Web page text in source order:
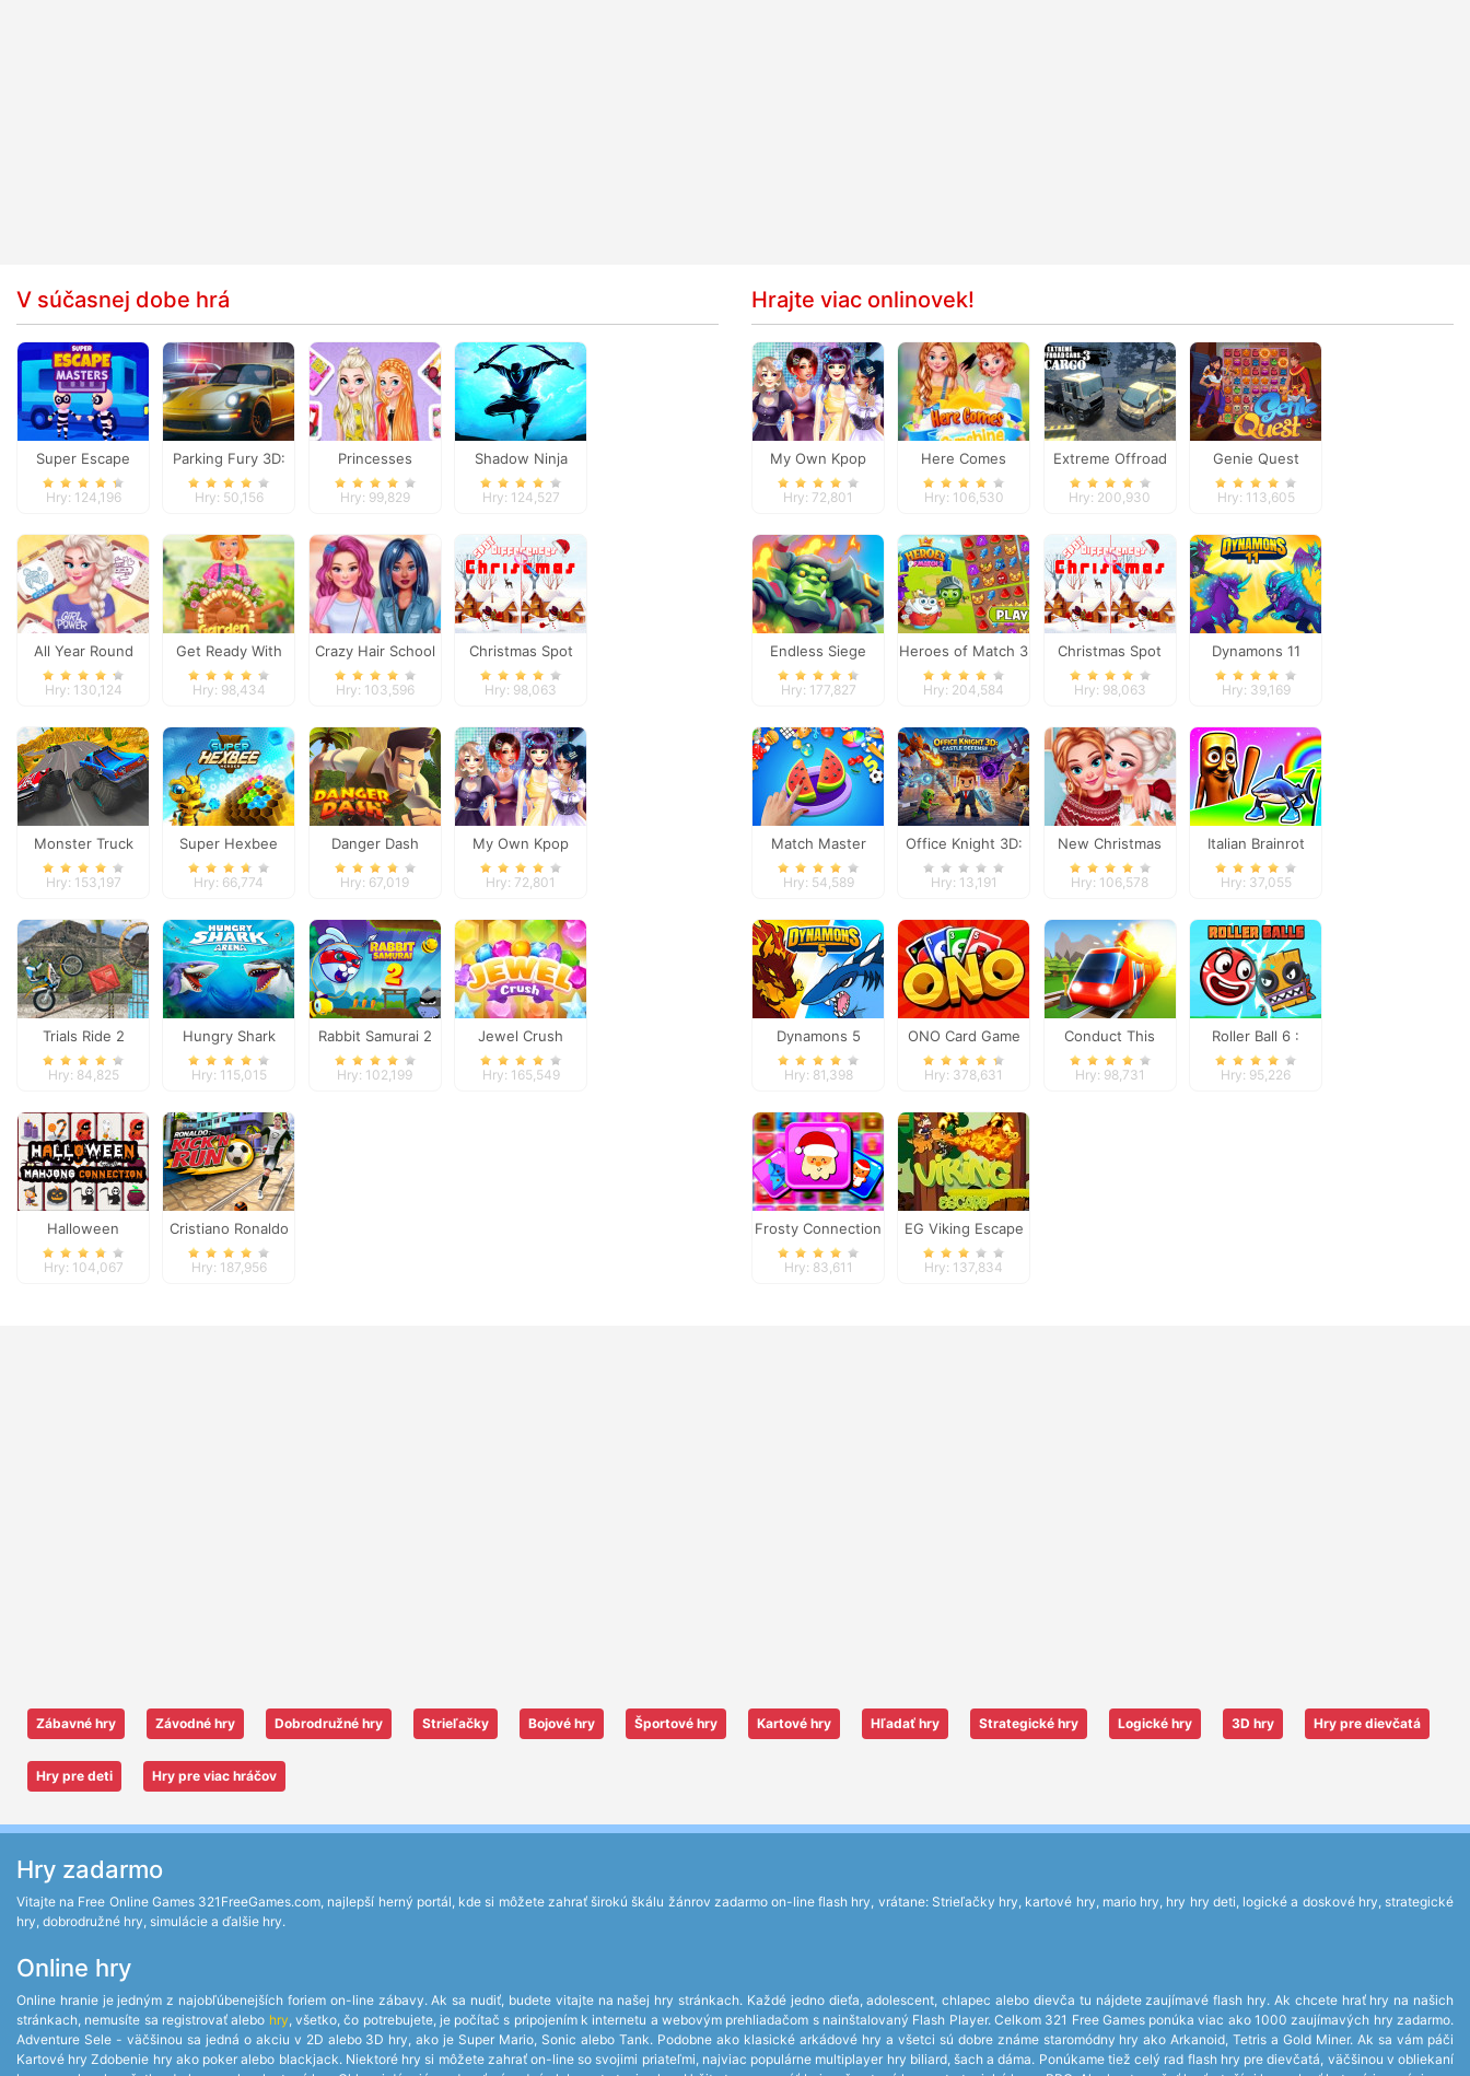
V súčasnej dobe hrá
Super Escape
Masters
Hry: 124,196
Parking Fury 3D:
Night City
Hry: 50,156
Princesses
Become Popular In
Hry: 99,829
Shadow Ninja
Revenge
Hry: 124,527
All Year Round
Fashion Frosty Girl
Hry: 130,124
Get Ready With
Me Garden
Hry: 98,434
Crazy Hair School
Salon
Hry: 103,596
Christmas Spot
Differences
Hry: 98,063
Monster Truck
Extreme Racing
Hry: 153,197
Super Hexbee
Merger
Hry: 66,774
Danger Dash
Hry: 67,019
My Own Kpop
Band
Hry: 72,801
Trials Ride 2
Hry: 84,825
Hungry Shark
Arena
Hry: 115,015
Rabbit Samurai 2
Hry: 102,199
Jewel Crush
Hry: 165,549
Halloween
Mahjong
Hry: 104,067
Cristiano Ronaldo
Kick`n`Run
Hry: 187,956
Hrajte viac onlinovek!
My Own Kpop
Band
Hry: 72,801
Here Comes
Sunshine
Hry: 106,530
Extreme Offroad
Cars 3: Cargo
Hry: 200,930
Genie Quest
Hry: 113,605
Endless Siege
Hry: 177,827
Heroes of Match 3
Hry: 204,584
Christmas Spot
Differences
Hry: 98,063
Dynamons 11
Hry: 39,169
Match Master
Hry: 54,589
Office Knight 3D:
Castle Defense
Hry: 13,191
New Christmas
Sweater Design
Hry: 106,578
Italian Brainrot
Survive Parkour
Hry: 37,055
Dynamons 5
Hry: 81,398
ONO Card Game
Hry: 378,631
Conduct This
Hry: 98,731
Roller Ball 6 :
Bounce Ball 6
Hry: 95,226
Frosty Connection
Quest
Hry: 83,611
EG Viking Escape
Hry: 137,834
Zábavné hry Závodné hry Dobrodružné hry Strieľačky Bojové hry Športové hry Kartové hry Hľadať hry Strategické hry Logické hry 3D hry Hry pre dievčatá
Hry pre deti Hry pre viac hráčov
Hry zadarmo
Vitajte na Free Online Games 321FreeGames.com, najlepší herný portál, kde si môžete zahrať širokú škálu žánrov zadarmo on-line flash hry, vrátane: Strieľačky hry, kartové hry, mario hry, hry hry deti, logické a doskové hry, strategické
hry, dobrodružné hry, simulácie a ďalšie hry.
Online hry
Online hranie je jedným z najobľúbenejších foriem on-line zábavy. Ak sa nudiť, budete vitajte na našej hry stránkach. Každé jedno dieťa, adolescent, chlapec alebo dievča tu nájdete zaujímavé flash hry. Ak chcete hrať hry na našich
stránkach, nemusíte sa registrovať alebo hry, všetko, čo potrebujete, je počítač s pripojením k internetu a webovým prehliadačom s nainštalovaný Flash Player. Celkom 321 Free Games ponúka viac ako 1000 zaujímavých hry zadarmo.
Adventure Sele - väčšinou sa jedná o akciu v 2D alebo 3D hry, ako je Super Mario, Sonic alebo Tank. Podobne ako klasické arkádové hry a všetci sú dobre známe staromódny hry ako Arkanoid, Tetris a Gold Miner. Ak sa vám páči
Kartové hry Zdobenie hry ako poker alebo blackjack. Niektoré hry si môžete zahrať on-line so svojimi priateľmi, najviac populárne multiplayer hry biliard, šach a dáma. Ponúkame tiež celý rad flash hry pre dievčatá, väčšinou v obliekaní